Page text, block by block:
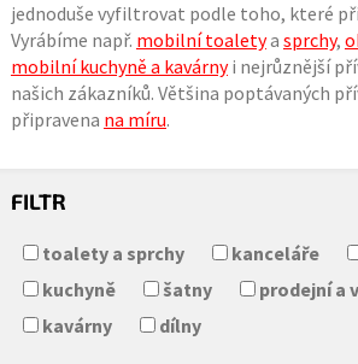
jednoduše vyfiltrovat podle toho, které
Vyrábíme např. mobilní toaletya sprchy,
mobilní kuchyně a kavárnyi nejrůznější
našich zákazníků. Většina poptávaných
připravena na míru.
FILTR
toalety a sprchy kanceláře
kuchyně
šatny
prodejní a
kavárny
dílny